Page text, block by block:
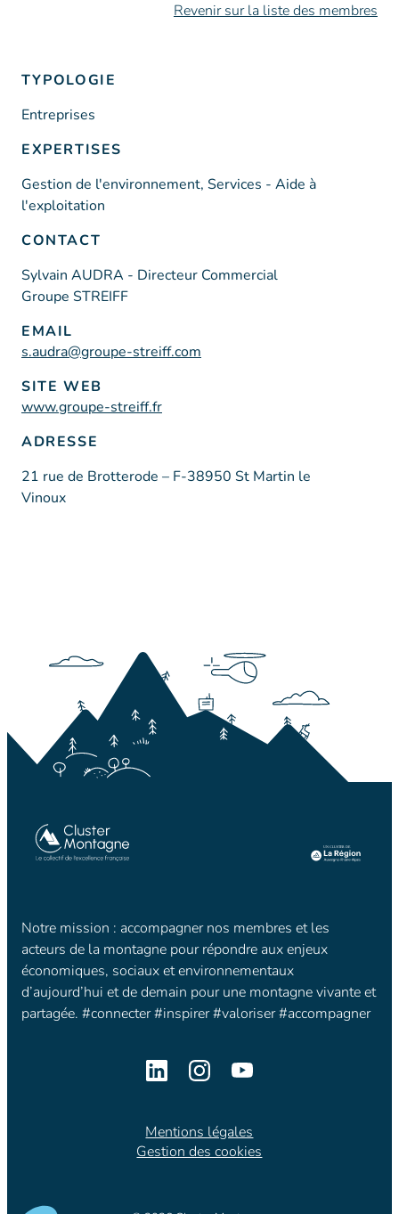
TYPOLOGIE
Entreprises
EXPERTISES
Gestion de l'environnement, Services - Aide à
l'exploitation
CONTACT
Sylvain AUDRA - Directeur Commercial
Groupe STREIFF
EMAIL
s.audra@groupe-streiff.com
SITE WEB
www.groupe-streiff.fr
ADRESSE
21 rue de Brotterode – F-38950 St Martin le
Vinoux
Revenir sur la liste des membres
Notre mission : accompagner nos membres et les
acteurs de la montagne pour répondre aux enjeux
économiques, sociaux et environnementaux
d’aujourd’hui et de demain pour une montagne vivante et
partagée. #connecter #inspirer #valoriser #accompagner
Mentions légales
Gestion des cookies